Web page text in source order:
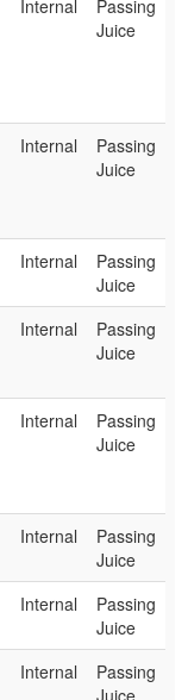
Internal
Passing
Juice
Internal
Passing
Juice
Internal
Passing
Juice
Internal
Passing
Juice
Internal
Passing
Juice
Internal
Passing
Juice
Internal
Passing
Juice
Internal
Passing
Juice